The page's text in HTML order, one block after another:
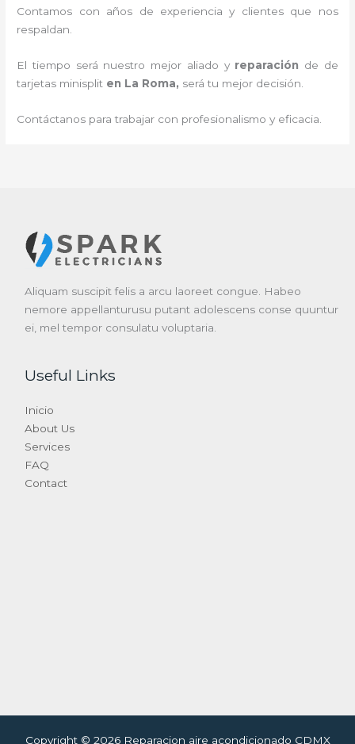
Contamos con años de experiencia y clientes que nos
respaldan.
El tiempo será nuestro mejor aliado y reparación de de
tarjetas minisplit en La Roma, será tu mejor decisión.
Contáctanos para trabajar con profesionalismo y eficacia.
Aliquam suscipit felis a arcu laoreet congue. Habeo
nemore appellanturusu putant adolescens conse quuntur
ei, mel tempor consulatu voluptaria.
Useful Links
Inicio
About Us
Services
FAQ
Contact
Copyright © 2026 Reparacion aire acondicionado CDMX